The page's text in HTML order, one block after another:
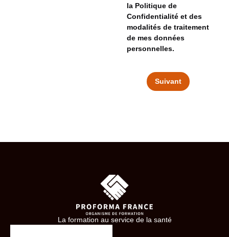
la Politique de
Confidentialité et des
modalités de traitement
de mes données
personnelles.
Suivant
La formation au service de la santé